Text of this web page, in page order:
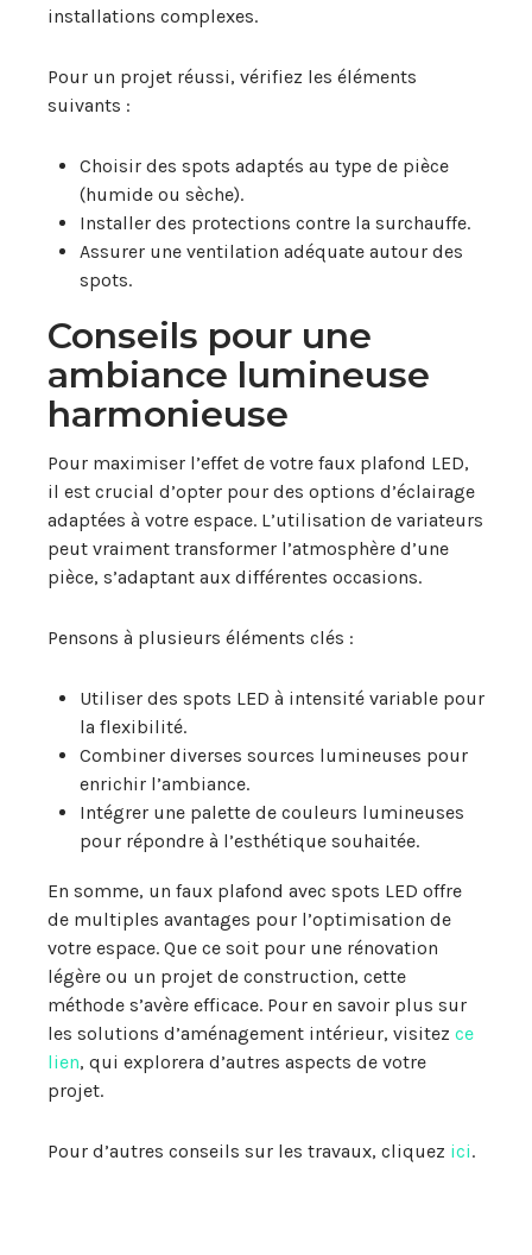
installations complexes.
Pour un projet réussi, vérifiez les éléments
suivants :
Choisir des spots adaptés au type de pièce
(humide ou sèche).
Installer des protections contre la surchauffe.
Assurer une ventilation adéquate autour des
spots.
Conseils pour une
ambiance lumineuse
harmonieuse
Pour maximiser l’effet de votre faux plafond LED,
il est crucial d’opter pour des options d’éclairage
adaptées à votre espace. L’utilisation de variateurs
peut vraiment transformer l’atmosphère d’une
pièce, s’adaptant aux différentes occasions.
Pensons à plusieurs éléments clés :
Utiliser des spots LED à intensité variable pour
la flexibilité.
Combiner diverses sources lumineuses pour
enrichir l’ambiance.
Intégrer une palette de couleurs lumineuses
pour répondre à l’esthétique souhaitée.
En somme, un faux plafond avec spots LED offre
de multiples avantages pour l’optimisation de
votre espace. Que ce soit pour une rénovation
légère ou un projet de construction, cette
méthode s’avère efficace. Pour en savoir plus sur
les solutions d’aménagement intérieur, visitez ce
lien, qui explorera d’autres aspects de votre
projet.
Pour d’autres conseils sur les travaux, cliquez ici.